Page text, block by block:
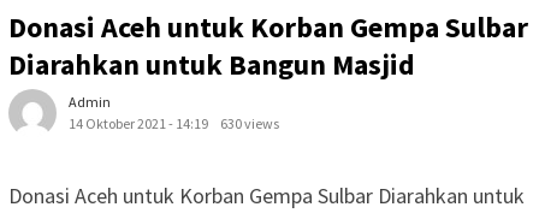
Donasi Aceh untuk Korban Gempa Sulbar
Diarahkan untuk Bangun Masjid
Admin
14 Oktober 2021 - 14:19
630 views
Donasi Aceh untuk Korban Gempa Sulbar Diarahkan untuk